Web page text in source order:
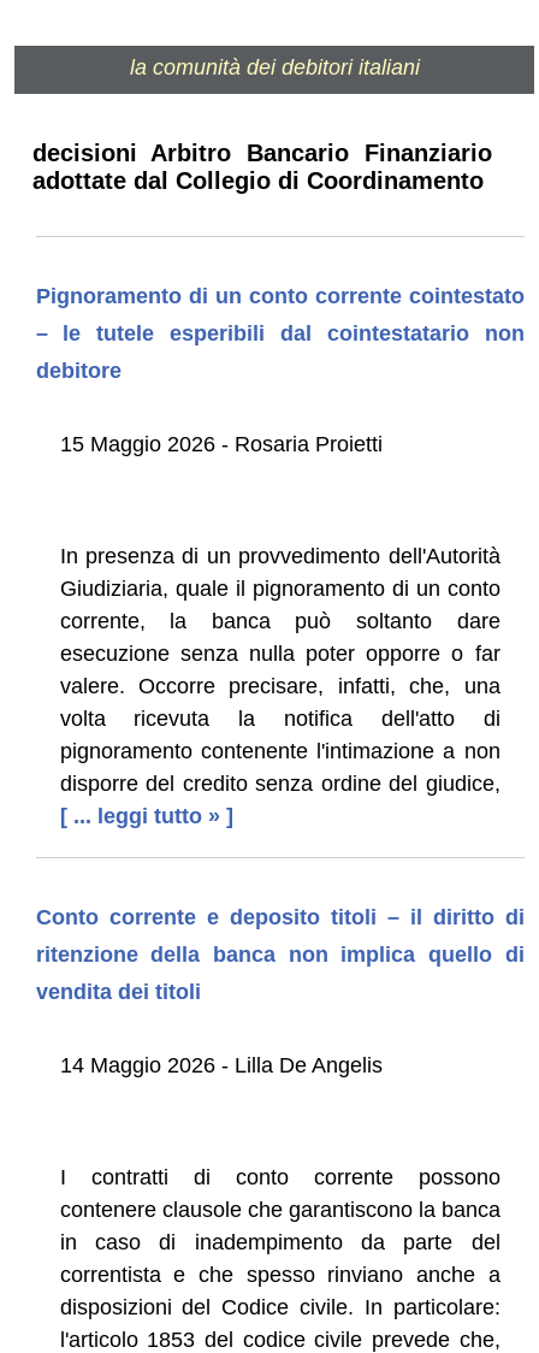
la comunità dei debitori italiani
decisioni Arbitro Bancario Finanziario
adottate dal Collegio di Coordinamento
Pignoramento di un conto corrente cointestato
– le tutele esperibili dal cointestatario non
debitore
15 Maggio 2026 - Rosaria Proietti
In presenza di un provvedimento dell'Autorità
Giudiziaria, quale il pignoramento di un conto
corrente, la banca può soltanto dare
esecuzione senza nulla poter opporre o far
valere. Occorre precisare, infatti, che, una
volta ricevuta la notifica dell'atto di
pignoramento contenente l'intimazione a non
disporre del credito senza ordine del giudice,
[ ... leggi tutto » ]
Conto corrente e deposito titoli – il diritto di
ritenzione della banca non implica quello di
vendita dei titoli
14 Maggio 2026 - Lilla De Angelis
I contratti di conto corrente possono
contenere clausole che garantiscono la banca
in caso di inadempimento da parte del
correntista e che spesso rinviano anche a
disposizioni del Codice civile. In particolare:
l'articolo 1853 del codice civile prevede che,